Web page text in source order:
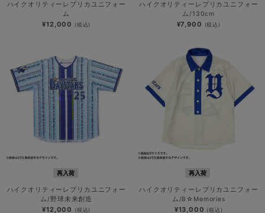
ハイクオリティーレプリカユニフォー
ム
¥12,000 (税込)
ハイクオリティーレプリカユニフォー
ム/130cm
¥7,900 (税込)
再入荷
ハイクオリティーレプリカユニフォー
ム/野球未来創造
¥12,000 (税込)
再入荷
ハイクオリティーレプリカユニフォー
ム/B☆Memories
¥13,000 (税込)